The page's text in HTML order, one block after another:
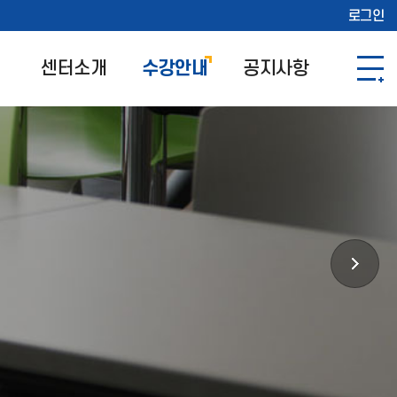
로그인
센터소개 수강안내 공지사항